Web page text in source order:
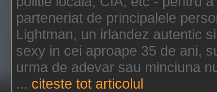
parteneriat de principalele
Lightman, un irlandez autentic
sexy in cei aproape 35 de ani,
urma de adevar sau minciuna
... citeste tot articolul